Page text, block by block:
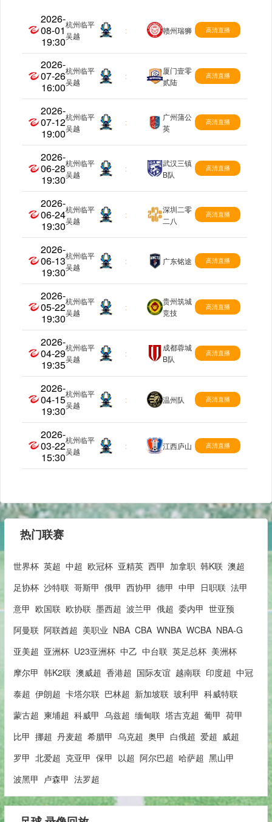
2026-
08-01
19:30
中乙
杭州临平
吴越
: 赣州瑞狮 高清直播
2026-
07-26
16:00
中乙
杭州临平
吴越
:
厦门壹零
贰陆
高清直播
2026-
07-12
19:00
中乙
杭州临平
吴越
:
广州蒲公
英
高清直播
2026-
06-28
19:30
中乙
杭州临平
吴越
:
武汉三镇
B队
高清直播
2026-
06-24
19:30
中乙
杭州临平
吴越
:
深圳二零
二八
高清直播
2026-
06-13
19:30
中乙
杭州临平
吴越
: 广东铭途 高清直播
2026-
05-22
19:30
中乙
杭州临平
吴越
:
贵州筑城
竞技
高清直播
2026-
04-29
19:35
中乙
杭州临平
吴越
:
成都蓉城
B队
高清直播
2026-
04-15
19:30
中乙
杭州临平
吴越
: 温州队 高清直播
2026-
03-22
15:30
中乙
杭州临平
吴越
: 江西庐山 高清直播
热门联赛
世界杯 英超 中超 欧冠杯 亚精英 西甲 加拿职 韩K联 澳超
足协杯 沙特联 哥斯甲 俄甲 西协甲 德甲 中甲 日职联 法甲
意甲 欧国联 欧协联 墨西超 波兰甲 俄超 委内甲 世亚预
阿曼联 阿联酋超 美职业 NBA CBA WNBA WCBA NBA-G
亚美超 亚洲杯 U23亚洲杯 中乙 中台联 英足总杯 美洲杯
摩尔甲 韩K2联 澳威超 香港超 国际友谊 越南联 印度超 中冠
泰超 伊朗超 卡塔尔联 巴林超 新加坡联 玻利甲 科威特联
蒙古超 柬埔超 科威甲 乌兹超 缅甸联 塔吉克超 葡甲 荷甲
比甲 挪超 丹麦超 希腊甲 乌克超 奥甲 白俄超 爱超 威超
罗甲 北爱超 克亚甲 保甲 以超 阿尔巴超 哈萨超 黑山甲
波黑甲 卢森甲 法罗超